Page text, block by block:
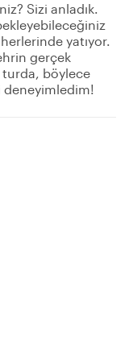
Sizi anladık.
yatıyor.
gerçek
turda, böylece
deneyimledim!